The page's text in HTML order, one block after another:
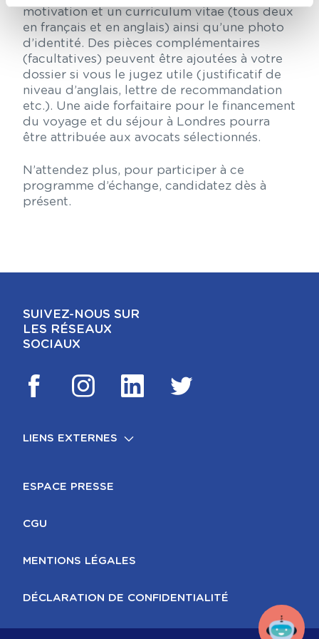
motivation et un curriculum vitae (tous deux
en français et en anglais) ainsi qu’une photo
d’identité. Des pièces complémentaires
(facultatives) peuvent être ajoutées à votre
dossier si vous le jugez utile (justificatif de
niveau d’anglais, lettre de recommandation
etc.). Une aide forfaitaire pour le financement
du voyage et du séjour à Londres pourra
être attribuée aux avocats sélectionnés.
N’attendez plus, pour participer à ce
programme d’échange, candidatez dès à
présent.
SUIVEZ-NOUS SUR
LES RÉSEAUX
SOCIAUX
LIENS EXTERNES
ESPACE PRESSE
CGU
MENTIONS LÉGALES
DÉCLARATION DE CONFIDENTIALITÉ